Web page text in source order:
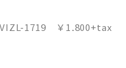
VIZL-1719 ￥1,800+tax
9ドラマ「絶対零度～